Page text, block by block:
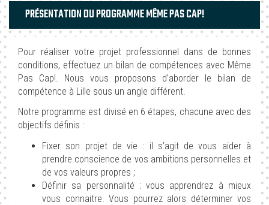
PRÉSENTATION DU PROGRAMME MÊME PAS CAP!
Pour réaliser votre projet professionnel dans de bonnes
conditions, effectuez un bilan de compétences avec Même
Pas Cap!. Nous vous proposons d’aborder le bilan de
compétence à Lille sous un angle différent.
Notre programme est divisé en 6 étapes, chacune avec des
objectifs définis :
Fixer son projet de vie : il s’agit de vous aider à
prendre conscience de vos ambitions personnelles et
de vos valeurs propres ;
Définir sa personnalité : vous apprendrez à mieux
vous connaitre. Vous pourrez alors déterminer vos